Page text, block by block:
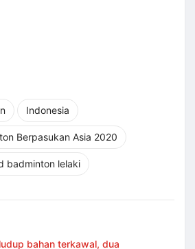
Indonesia
Berpasukan Asia 2020
badminton lelaki
bahan terkawal, dua